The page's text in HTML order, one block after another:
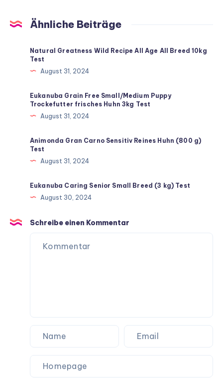
Ähnliche Beiträge
Natural Greatness Wild Recipe All Age All Breed 10kg
Test
August 31, 2024
Eukanuba Grain Free Small/Medium Puppy
Trockefutter frisches Huhn 3kg Test
August 31, 2024
Animonda Gran Carno Sensitiv Reines Huhn (800 g)
Test
August 31, 2024
Eukanuba Caring Senior Small Breed (3 kg) Test
August 30, 2024
Schreibe einen Kommentar